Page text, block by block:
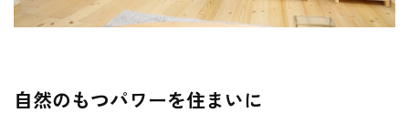
自然のもつパワーを住まいに